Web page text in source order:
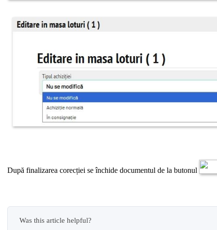
După finalizarea corecției se închide documentul de la butonul
Was this article helpful?